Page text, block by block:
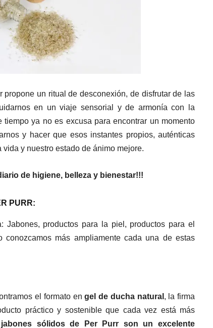
un ritual de desconexión, de disfrutar de las
en un viaje sensorial y de armonía con la
ya no es excusa para encontrar un momento
y hacer que esos instantes propios, auténticas
y nuestro estado de ánimo mejore.
de higiene, belleza y bienestar!!!
PURR:
Jabones, productos para la piel, productos para el
más ampliamente cada una de estas
el formato engel de ducha natural , la firma
práctico y sostenible que cada vez está más
sólidos de Per Purr son un excelente